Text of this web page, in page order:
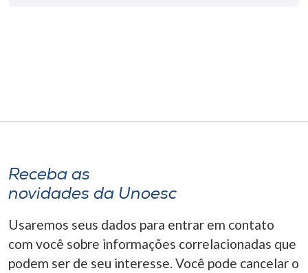
A-
Receba as
novidades da Unoesc
Usaremos seus dados para entrar em contato
com você sobre informações correlacionadas que
podem ser de seu interesse. Você pode cancelar o